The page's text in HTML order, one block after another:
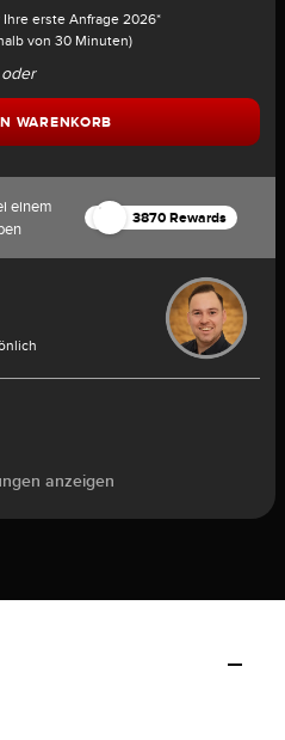
erste Anfrage 2026*
von 30 Minuten)
oder
WARENKORB
einem
3870 Rewards
anzeigen